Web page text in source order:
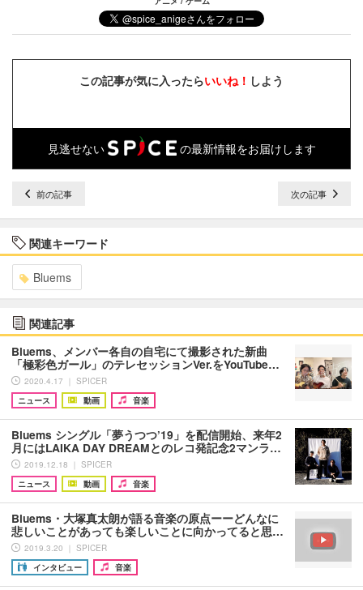
この記事が気に入ったらいいね！ しよう
見逃せない の最新情報をお届けします
前の記事 次の記事
関連キーワード
Bluems
関連記事
Bluems、メンバー各自の自宅にて撮影された新曲
「極彩色ガール」のテレセッションVer.をYouTube…
2020.4.17 ｜ SPICER
ニュース
動画 音楽
Bluems シングル「夢うつつ’19」を配信開始、来年2
月にはLAIKA DAY DREAMとのレコ発記念2マンラ…
2019.12.18 ｜ SPICER
ニュース
動画 音楽
Bluems・大塚真太朗が語る音楽の原点ーーどんなに
悲しいことがあっても楽しいことに向かってると思…
2019.3.20 ｜ SPICER
インタビュー
音楽